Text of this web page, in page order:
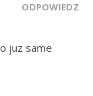
ODPOWIEDZ
juz same